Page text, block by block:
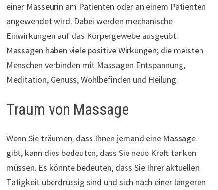
einer Masseurin am Patienten oder an einem Patienten
angewendet wird. Dabei werden mechanische
Einwirkungen auf das Körpergewebe ausgeübt.
Massagen haben viele positive Wirkungen; die meisten
Menschen verbinden mit Massagen Entspannung,
Meditation, Genuss, Wohlbefinden und Heilung.
Traum von Massage
Wenn Sie träumen, dass Ihnen jemand eine Massage
gibt, kann dies bedeuten, dass Sie neue Kraft tanken
müssen. Es könnte bedeuten, dass Sie Ihrer aktuellen
Tätigkeit überdrüssig sind und sich nach einer längeren